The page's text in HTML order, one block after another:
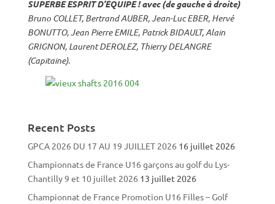
SUPERBE ESPRIT D’ÉQUIPE ! avec (de gauche à droite)
Bruno COLLET, Bertrand AUBER, Jean-Luc EBER, Hervé
BONUTTO, Jean Pierre EMILE, Patrick BIDAULT, Alain
GRIGNON, Laurent DEROLEZ, Thierry DELANGRE
(Capitaine).
Recent Posts
GPCA 2026 DU 17 AU 19 JUILLET 2026 16 juillet 2026
Championnats de France U16 garçons au golf du Lys-
Chantilly 9 et 10 juillet 2026 13 juillet 2026
Championnat de France Promotion U16 Filles – Golf